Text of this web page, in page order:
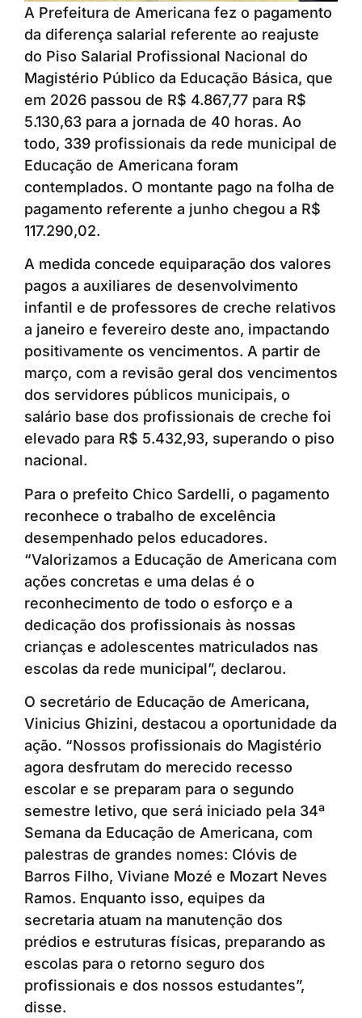
A Prefeitura de Americana fez o pagamento
da diferença salarial referente ao reajuste
do Piso Salarial Profissional Nacional do
Magistério Público da Educação Básica, que
em 2026 passou de R$ 4.867,77 para R$
5.130,63 para a jornada de 40 horas. Ao
todo, 339 profissionais da rede municipal de
Educação de Americana foram
contemplados. O montante pago na folha de
pagamento referente a junho chegou a R$
117.290,02.
A medida concede equiparação dos valores
pagos a auxiliares de desenvolvimento
infantil e de professores de creche relativos
a janeiro e fevereiro deste ano, impactando
positivamente os vencimentos. A partir de
março, com a revisão geral dos vencimentos
dos servidores públicos municipais, o
salário base dos profissionais de creche foi
elevado para R$ 5.432,93, superando o piso
nacional.
Para o prefeito Chico Sardelli, o pagamento
reconhece o trabalho de excelência
desempenhado pelos educadores.
“Valorizamos a Educação de Americana com
ações concretas e uma delas é o
reconhecimento de todo o esforço e a
dedicação dos profissionais às nossas
crianças e adolescentes matriculados nas
escolas da rede municipal”, declarou.
O secretário de Educação de Americana,
Vinicius Ghizini, destacou a oportunidade da
ação. “Nossos profissionais do Magistério
agora desfrutam do merecido recesso
escolar e se preparam para o segundo
semestre letivo, que será iniciado pela 34ª
Semana da Educação de Americana, com
palestras de grandes nomes: Clóvis de
Barros Filho, Viviane Mozé e Mozart Neves
Ramos. Enquanto isso, equipes da
secretaria atuam na manutenção dos
prédios e estruturas físicas, preparando as
escolas para o retorno seguro dos
profissionais e dos nossos estudantes”,
disse.